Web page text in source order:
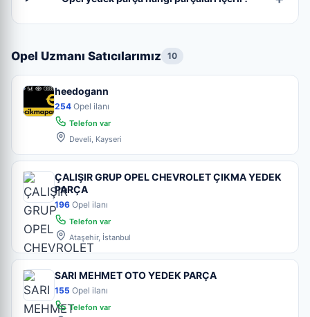
Opel Uzmanı Satıcılarımız 10
heedogann
254 Opel ilanı
Telefon var
Develi, Kayseri
ÇALIŞIR GRUP OPEL CHEVROLET ÇIKMA YEDEK
PARÇA
196 Opel ilanı
Telefon var
Ataşehir, İstanbul
SARI MEHMET OTO YEDEK PARÇA
155 Opel ilanı
Telefon var